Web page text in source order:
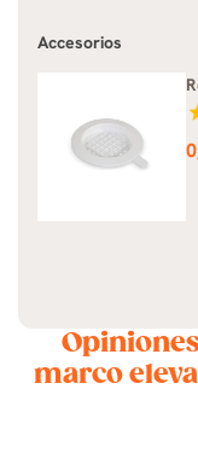
Accesorios
0
marco